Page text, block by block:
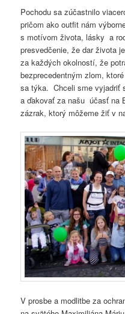
Pochodu sa zúčastnilo
pričom ako outfit nám
s motívom života, lásky a
presvedčenie, že dar života
za každých okolností, že
bezprecedentným zlom,
sa týka. Chceli sme vyjadriť
a ďakovať za našu účasť na
zázrak, ktorý môžeme žiť v
V prosbe a modlitbe za